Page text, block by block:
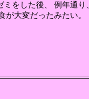
ミをした後、 例年通
が大変だったみたい。